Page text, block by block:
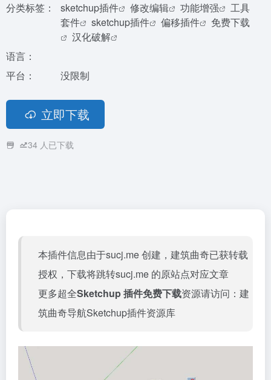
分类标签：
sketchup插件 修改编辑 功能增强
工具
套件
sketchup插件 偏移插件
免费下载
汉化破解
语言：
平台：
没限制
立即下载
34 人已下载
本插件信息由于sucj.me 创建，建筑曲奇已获转载
授权，下载将跳转sucj.me 的原站点对应文章
更多超全Sketchup 插件免费下载资源请访问： 建
筑曲奇导航Sketchup插件资源库